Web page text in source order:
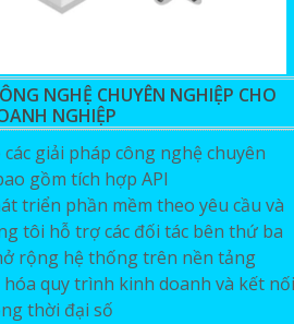
NGHỆ CHUYÊN NGHIỆP CHO
NGHIỆP
giải pháp công nghệ chuyên
gồm tích hợp API
triển phần mềm theo yêu cầu và
tôi hỗ trợ các đối tác bên thứ ba
rộng hệ thống trên nền tảng
quy trình kinh doanh và kết nối
thời đại số